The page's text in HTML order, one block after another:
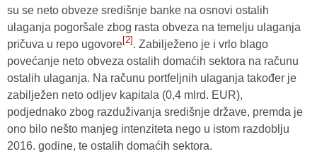
su se neto obveze središnje banke na osnovi ostalih
ulaganja pogoršale zbog rasta obveza na temelju ulaganja
pričuva u repo ugovore[2] . Zabilježeno je i vrlo blago
povećanje neto obveza ostalih domaćih sektora na računu
ostalih ulaganja. Na računu portfeljnih ulaganja također je
zabilježen neto odljev kapitala (0,4 mlrd. EUR),
podjednako zbog razduživanja središnje države, premda je
ono bilo nešto manjeg intenziteta nego u istom razdoblju
2016. godine, te ostalih domaćih sektora.